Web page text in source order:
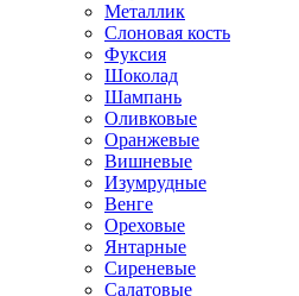
Металлик
Слоновая кость
Фуксия
Шоколад
Шампань
Оливковые
Оранжевые
Вишневые
Изумрудные
Венге
Ореховые
Янтарные
Сиреневые
Салатовые